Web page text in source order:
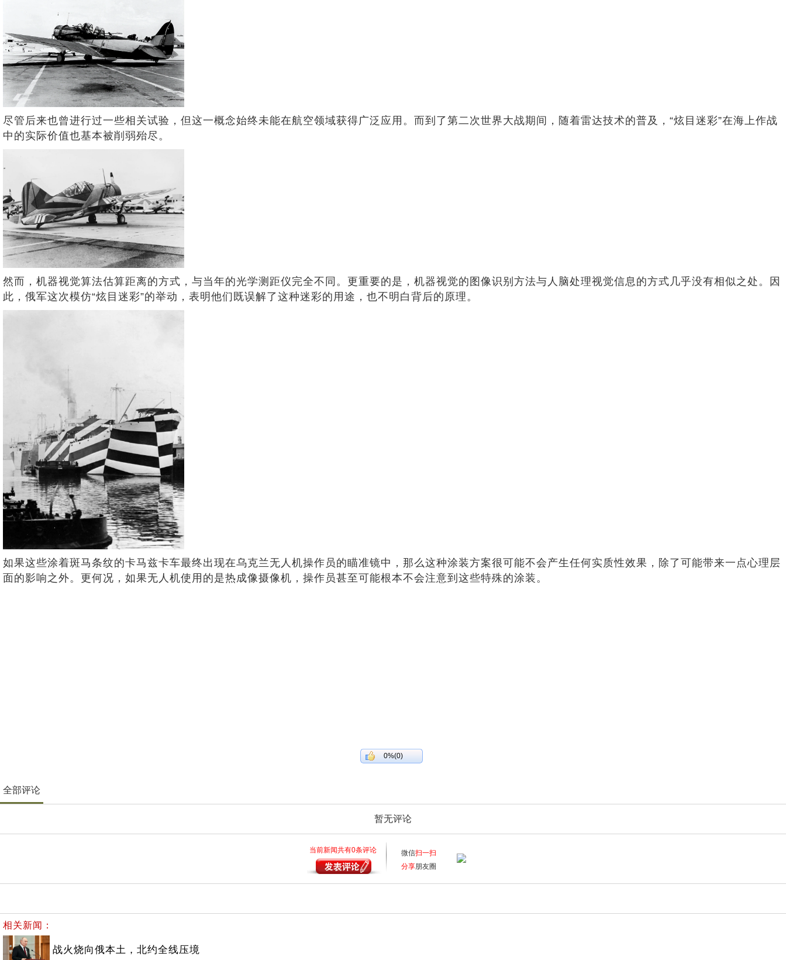
尽管后来也曾进行过一些相关试验，但这一概念始终未能在航空领域获得广泛应用。而到了第二次世界大战期间，随着雷达技术的普及，“炫目迷彩”在海上作战
中的实际价值也基本被削弱殆尽。
然而，机器视觉算法估算距离的方式，与当年的光学测距仪完全不同。更重要的是，机器视觉的图像识别方法与人脑处理视觉信息的方式几乎没有相似之处。因
此，俄军这次模仿“炫目迷彩”的举动，表明他们既误解了这种迷彩的用途，也不明白背后的原理。
如果这些涂着斑马条纹的卡马兹卡车最终出现在乌克兰无人机操作员的瞄准镜中，那么这种涂装方案很可能不会产生任何实质性效果，除了可能带来一点心理层
面的影响之外。更何况，如果无人机使用的是热成像摄像机，操作员甚至可能根本不会注意到这些特殊的涂装。
0%(0)
全部评论
暂无评论
当前新闻共有0条评论 微信扫一扫
分享朋友圈
相关新闻：
战火烧向俄本土，北约全线压境